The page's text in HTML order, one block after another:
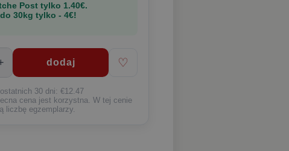
Post tylko 1.40€.
30kg tylko - 4€!
♡
30 dni: €12.47
cena jest korzystna. W tej cenie
liczbę egzemplarzy.